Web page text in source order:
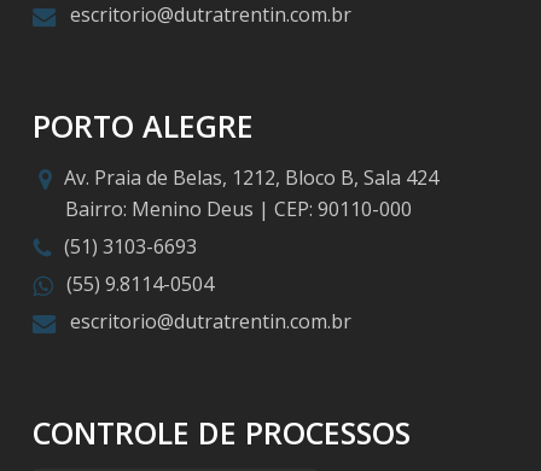
escritorio@dutratrentin.com.br
PORTO ALEGRE
Av. Praia de Belas, 1212, Bloco B, Sala 424
Bairro: Menino Deus | CEP: 90110-000
(51) 3103-6693
(55) 9.8114-0504
escritorio@dutratrentin.com.br
CONTROLE DE PROCESSOS